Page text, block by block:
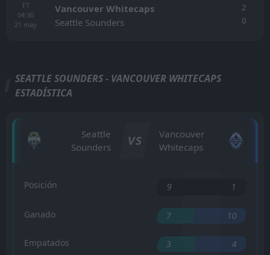
FT
04:30
21 may
Vancouver Whitecaps
Seattle Sounders
2
0
SEATTLE SOUNDERS - VANCOUVER WHITECAPS
ESTADÍSTICA
Seattle
Sounders
VS
Vancouver
Whitecaps
Posición 9 1
Ganado 7 10
Empatados 3 4